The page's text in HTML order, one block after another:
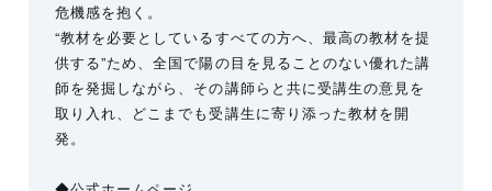
危機感を抱く。
“教材を必要としているすべての方へ、最高の教材を提
供する”ため、全国で陽の目を見ることのない優れた講
師を発掘しながら、その講師らと共に受講生の意見を
取り入れ、どこまでも受講生に寄り添った教材を開
発。